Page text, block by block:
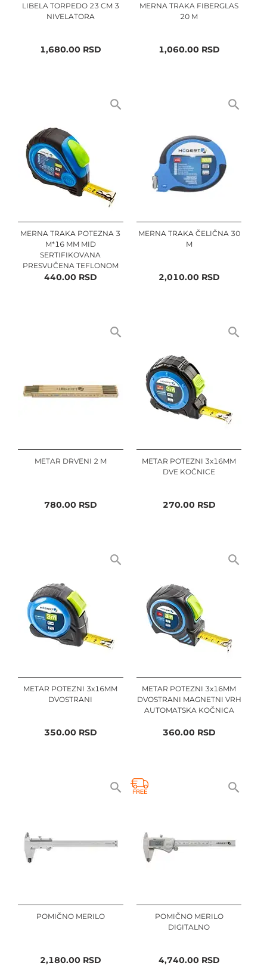
LIBELA TORPEDO 23 CM 3
NIVELATORA
1,680.00RSD
MERNA TRAKA FIBERGLAS
20 M
1,060.00RSD
MERNA TRAKA POTEZNA 3
M*16 MM MID
SERTIFIKOVANA
PRESVUČENA TEFLONOM
440.00RSD
MERNA TRAKA ČELIČNA 30
M
2,010.00RSD
METAR DRVENI 2 M
780.00RSD
METAR POTEZNI 3x16MM
DVE KOČNICE
270.00RSD
METAR POTEZNI 3x16MM
DVOSTRANI
350.00RSD
METAR POTEZNI 3x16MM
DVOSTRANI MAGNETNI VRH
AUTOMATSKA KOČNICA
360.00RSD
POMIČNO MERILO
2,180.00RSD
POMIČNO MERILO
DIGITALNO
4,740.00RSD